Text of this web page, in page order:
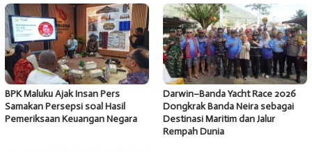
BPK Maluku Ajak Insan Pers
Samakan Persepsi soal Hasil
Pemeriksaan Keuangan Negara
Darwin–Banda Yacht Race 2026
Dongkrak Banda Neira sebagai
Destinasi Maritim dan Jalur
Rempah Dunia